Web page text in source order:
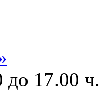
до 17.00 ч.